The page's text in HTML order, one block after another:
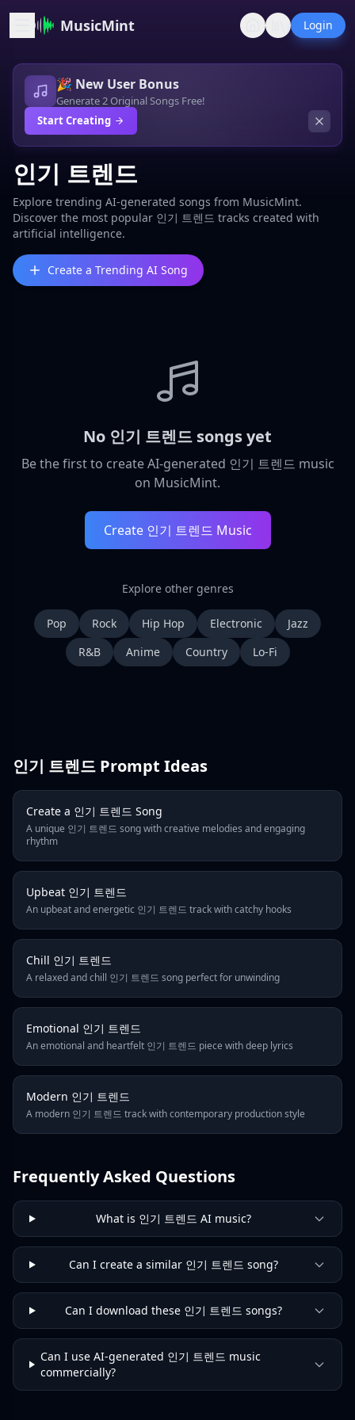
MusicMint Login
🎉 New User Bonus
Generate 2 Original Songs Free!
Start Creating
인기 트렌드
Explore trending AI-generated songs from MusicMint.
Discover the most popular 인기 트렌드 tracks created with
artificial intelligence.
Create a Trending AI Song
No 인기 트렌드 songs yet
Be the first to create AI-generated 인기 트렌드 music
on MusicMint.
Create 인기 트렌드 Music
Explore other genres
Pop Rock Hip Hop Electronic
Jazz
R&B
Anime Country Lo-Fi
Previous
인기 트렌드 Prompt Ideas
Create a 인기 트렌드 Song
A unique 인기 트렌드 song with creative melodies and engaging
rhythm
Upbeat 인기 트렌드
An upbeat and energetic 인기 트렌드 track with catchy hooks
Chill 인기 트렌드
A relaxed and chill 인기 트렌드 song perfect for unwinding
Emotional 인기 트렌드
An emotional and heartfelt 인기 트렌드 piece with deep lyrics
Modern 인기 트렌드
A modern 인기 트렌드 track with contemporary production style
Frequently Asked Questions
What is 인기 트렌드 AI music?
Can I create a similar 인기 트렌드 song?
Can I download these 인기 트렌드 songs?
Can I use AI-generated 인기 트렌드 music
commercially?